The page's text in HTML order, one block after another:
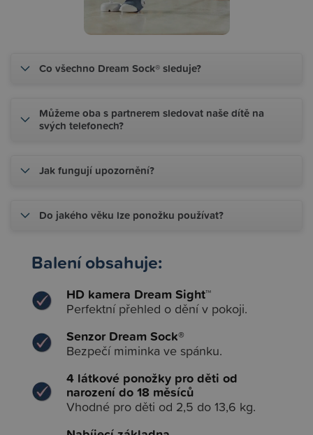
Co všechno Dream Sock® sleduje?
Můžeme oba s partnerem sledovat naše dítě na
svých telefonech?
Jak fungují upozornění?
Do jakého věku lze ponožku používat?
Balení obsahuje:
HD kamera Dream Sight™
Perfektní přehled o dění v pokoji.
Senzor Dream Sock®
Bezpečí miminka ve spánku.
4 látkové ponožky pro děti od
narození do 18 měsíců
Vhodné pro děti od 2,5 do 13,6 kg.